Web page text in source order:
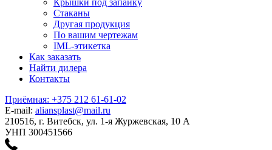
Крышки под запайку
Стаканы
Другая продукция
По вашим чертежам
IML-этикетка
Как заказать
Найти дилера
Контакты
Приёмная: +375 212 61-61-02
E-mail: aliansplast@mail.ru
210516, г. Витебск, ул. 1-я Журжевская, 10 А
УНП 300451566